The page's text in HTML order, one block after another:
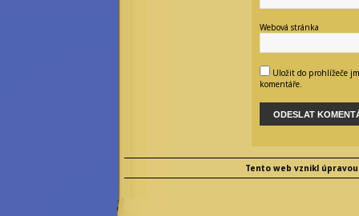
Webová stránka
Uložit do prohlížeče
komentáře.
Tento web vznikl